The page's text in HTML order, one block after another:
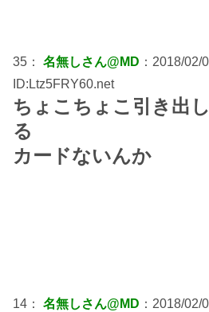
35： 名無しさん@MD ：2018/02/
ID:Ltz5FRY60.net
ちょこちょこ引き出
る
カードないんか
14： 名無しさん@MD ：2018/02/